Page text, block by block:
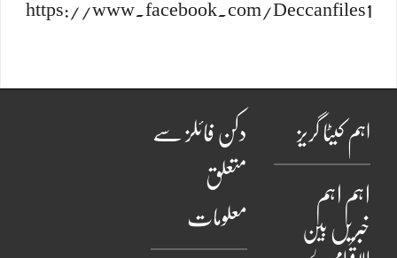
https://www.facebook.com/Deccanfiles1
اہم کیٹا گریز
اہم اہم
خبریں بین
دکن فائلز سے
متعلق
معلومات